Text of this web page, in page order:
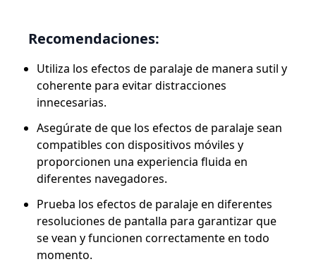
Recomendaciones:
Utiliza los efectos de paralaje de manera sutil y
coherente para evitar distracciones
innecesarias.
Asegúrate de que los efectos de paralaje sean
compatibles con dispositivos móviles y
proporcionen una experiencia fluida en
diferentes navegadores.
Prueba los efectos de paralaje en diferentes
resoluciones de pantalla para garantizar que
se vean y funcionen correctamente en todo
momento.